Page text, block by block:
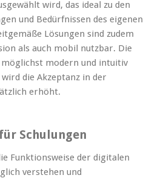
wird, das ideal zu den
und Bedürfnissen des eigenen
Lösungen sind zudem
als auch mobil nutzbar. Die
modern und intuitiv
die Akzeptanz in der
erhöht.
Schulungen
Funktionsweise der digitalen
verstehen und